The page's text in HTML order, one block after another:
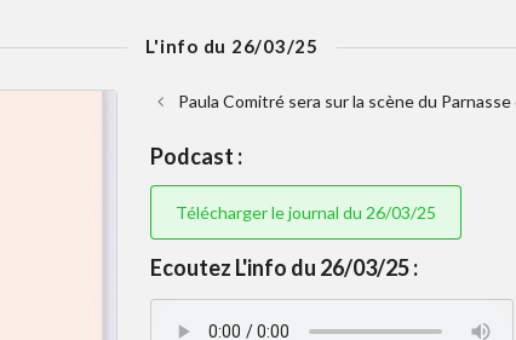
L'info du 26/03/25
Paula Comitré sera sur la scène du Parnasse
Podcast :
Télécharger le journal du 26/03/25
Ecoutez L'info du 26/03/25 :